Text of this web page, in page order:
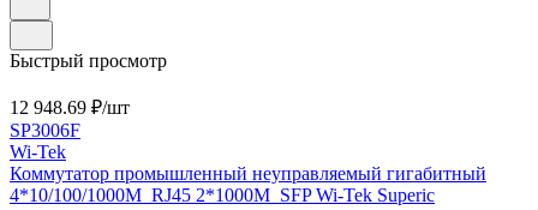
Быстрый просмотр
12 948.69 ₽/шт
SP3006F
Wi-Tek
Коммутатор промышленный неуправляемый гигабитный
4*10/100/1000M_RJ45 2*1000M_SFP Wi-Tek Superic